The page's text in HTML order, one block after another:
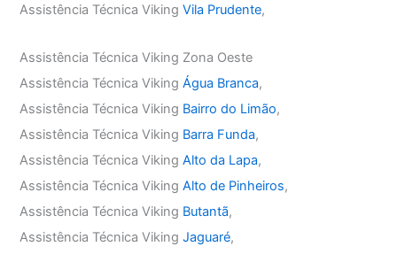
Assistência Técnica VikingVila Prudente,
Assistência Técnica Viking Zona Oeste
Assistência Técnica VikingÁgua Branca,
Assistência Técnica Viking Bairro do Limão,
Assistência Técnica Viking Barra Funda,
Assistência Técnica VikingAlto da Lapa,
Assistência Técnica VikingAlto de Pinheiros,
Assistência Técnica Viking Butantã,
Assistência Técnica VikingJaguaré,